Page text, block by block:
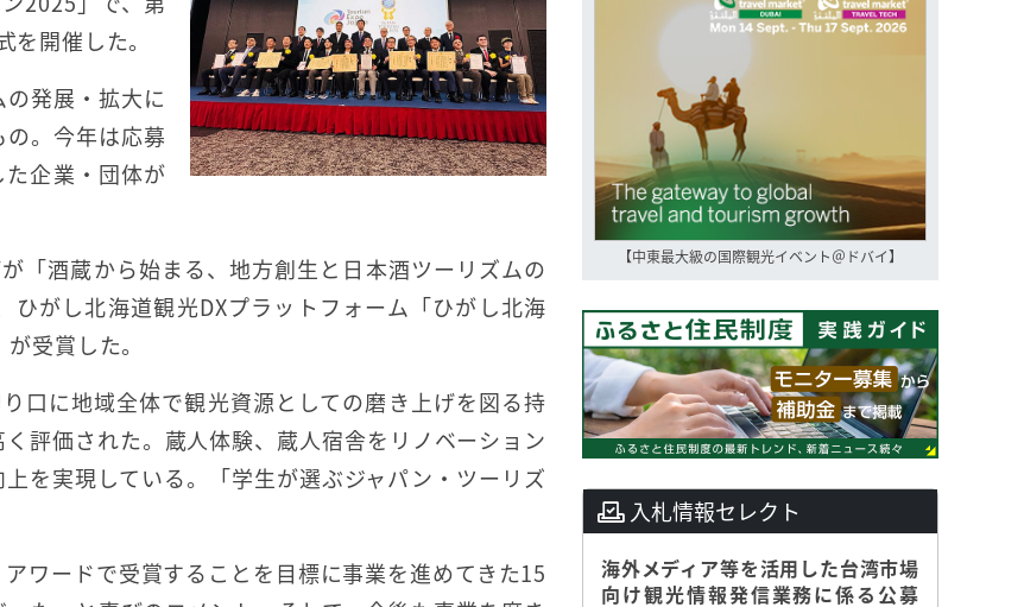
開催した。
発展・拡大に
。今年は応募
企業・団体が
「酒蔵から始まる、地方創生と日本酒ツーリズムの
がし北海道観光DXプラットフォーム「ひがし北海
受賞した。
口に地域全体で観光資源としての磨き上げを図る持
評価された。蔵人体験、蔵人宿舎をリノベーション
を実現している。「学生が選ぶジャパン・ツーリズ
ワードで受賞することを目標に事業を進めてきた15
【中東最大級の国際観光イベント＠ドバイ】
入札情報セレクト
海外メディア等を活用した台湾市場
向け観光情報発信業務に係る公募